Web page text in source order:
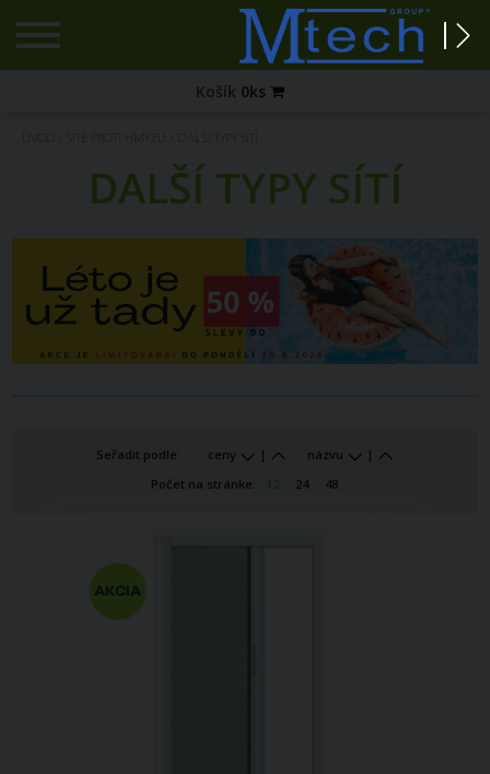
Košík 0ks
DALŠÍ TYPY SÍTÍ
Seřadit podle: ceny | názvu
|
Počet na stránke: 12 24 48